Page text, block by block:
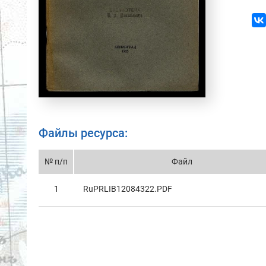
Файлы ресурса:
№ п/п Файл
1 RuPRLIB12084322.PDF